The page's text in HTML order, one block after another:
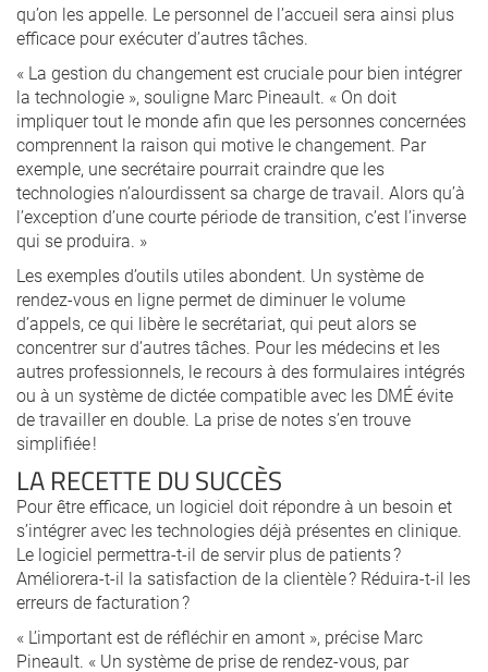
qu’on les appelle. Le personnel de l’accueil sera ainsi plus
efficace pour exécuter d’autres tâches.
« La gestion du changement est cruciale pour bien intégrer
la technologie », souligne Marc Pineault. « On doit
impliquer tout le monde afin que les personnes concernées
comprennent la raison qui motive le changement. Par
exemple, une secrétaire pourrait craindre que les
technologies n’alourdissent sa charge de travail. Alors qu’à
l’exception d’une courte période de transition, c’est l’inverse
qui se produira. »
Les exemples d’outils utiles abondent. Un système de
rendez-vous en ligne permet de diminuer le volume
d’appels, ce qui libère le secrétariat, qui peut alors se
concentrer sur d’autres tâches. Pour les médecins et les
autres professionnels, le recours à des formulaires intégrés
ou à un système de dictée compatible avec les DMÉ évite
de travailler en double. La prise de notes s’en trouve
simplifiée !
LA RECETTE DU SUCCÈS
Pour être efficace, un logiciel doit répondre à un besoin et
s’intégrer avec les technologies déjà présentes en clinique.
Le logiciel permettra-t-il de servir plus de patients ?
Améliorera-t-il la satisfaction de la clientèle ? Réduira-t-il les
erreurs de facturation ?
« L’important est de réfléchir en amont », précise Marc
Pineault. « Un système de prise de rendez-vous, par